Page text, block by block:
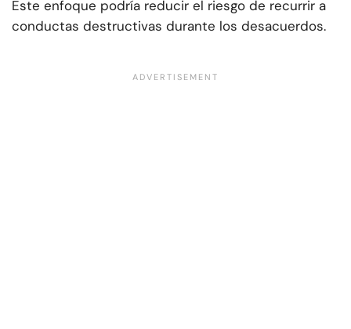
Este enfoque podría reducir el riesgo de recurrir a
conductas destructivas durante los desacuerdos.